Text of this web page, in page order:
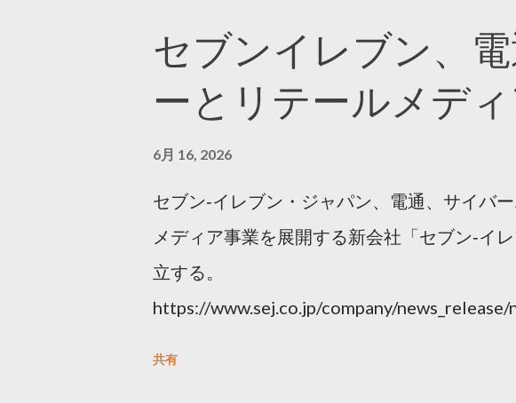
セブンイレブン、
ーとリテールメデ
6月 16, 2026
セブン‐イレブン・ジャパン、電通、サイバ
メディア事業を展開する新会社「セブン‐イ
立する。
https://www.sej.co.jp/company/
共有